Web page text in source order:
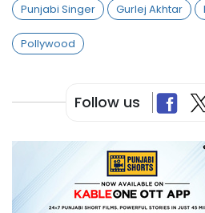
Punjabi Singer Gurlej Akhtar
Pollywood
Follow us